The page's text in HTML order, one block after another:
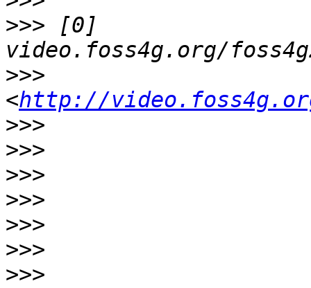
>>> [0]
>>>
<http://
>>>
>>>
>>>
>>>
>>>
>>>
>>>